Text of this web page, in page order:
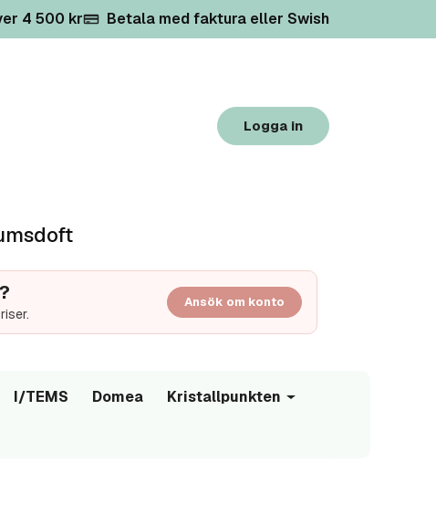
4 500 kr Betala med faktura eller Swish
Logga in
Ansök om konto
I/TEMS Domea
Kristallpunkten